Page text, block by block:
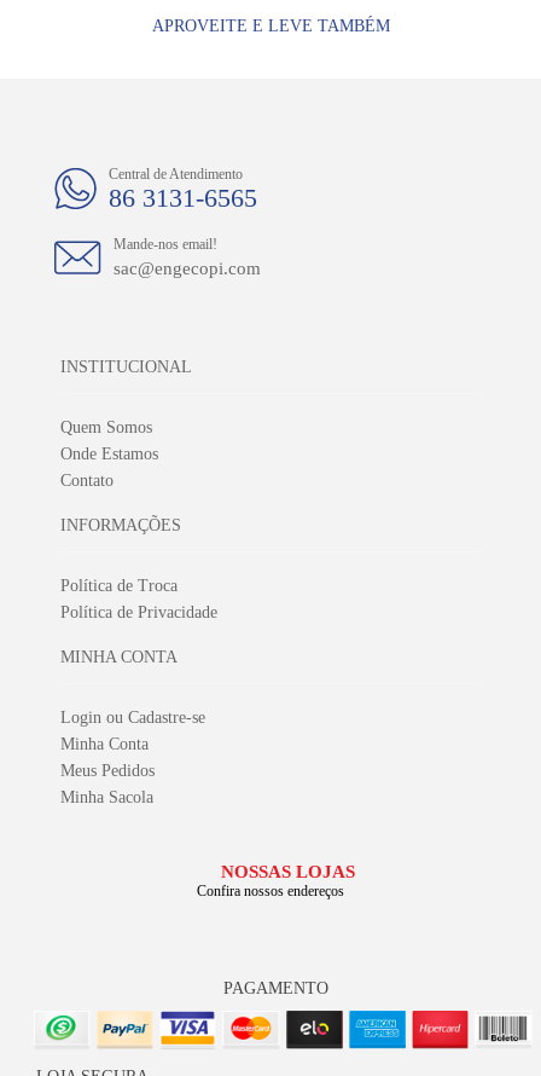
APROVEITE E LEVE TAMBÉM
Central de Atendimento
86 3131-6565
Mande-nos email!
sac@engecopi.com
INSTITUCIONAL
Quem Somos
Onde Estamos
Contato
INFORMAÇÕES
Política de Troca
Política de Privacidade
MINHA CONTA
Login ou Cadastre-se
Minha Conta
Meus Pedidos
Minha Sacola
NOSSAS LOJAS
Confira nossos endereços
PAGAMENTO